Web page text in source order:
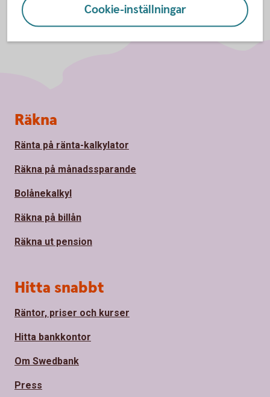
Cookie-inställningar
Sidfot
Räkna
Ränta på ränta-kalkylator
Räkna på månadssparande
Bolånekalkyl
Räkna på billån
Räkna ut pension
Hitta snabbt
Räntor, priser och kurser
Hitta bankkontor
Om Swedbank
Press